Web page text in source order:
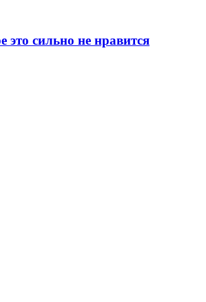
сильно не нравится